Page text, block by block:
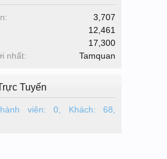
3,707
12,461
17,300
nhất:
Tamquan
Tuyến
viên: 0, Khách: 68,